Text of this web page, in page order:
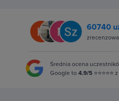
60740
Średnia ocena
Google to 4.9/5 ⭐⭐⭐⭐⭐ z